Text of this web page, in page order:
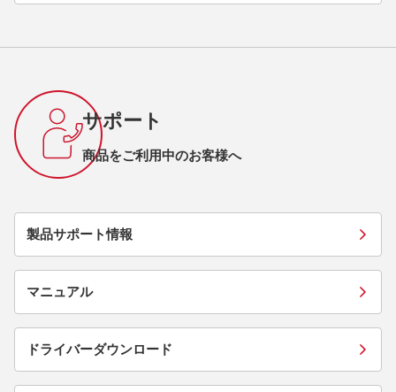
サポート
商品をご利用中のお客様へ
製品サポート情報
マニュアル
ドライバーダウンロード